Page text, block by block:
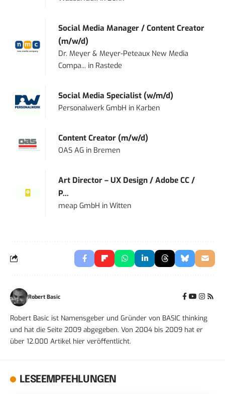
Social Media Manager / Content Creator
(m/w/d)
Dr. Meyer & Meyer-Peteaux New Media
Compa... in Rastede
Social Media Specialist (w/m/d)
Personalwerk GmbH in Karben
Content Creator (m/w/d)
OAS AG in Bremen
Art Director – UX Design / Adobe CC /
P...
meap GmbH inWitten
Robert Basic
Robert Basic ist Namensgeber und Gründer von BASIC thinking
und hat die Seite 2009 abgegeben. Von 2004 bis 2009 hat er
über 12.000 Artikel hier veröffentlicht.
LESEEMPFEHLUNGEN